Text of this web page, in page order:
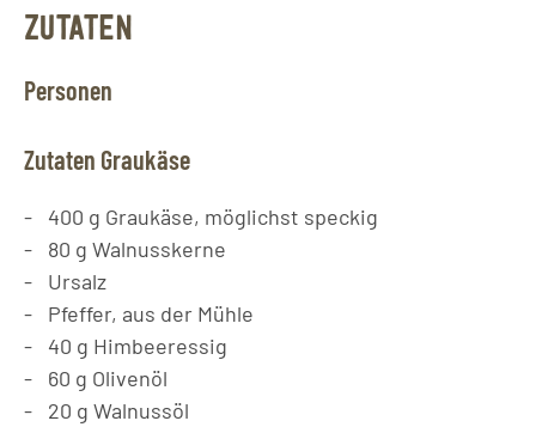
ZUTATEN
Personen
Zutaten Graukäse
400 g Graukäse, möglichst speckig
80 g Walnusskerne
Ursalz
Pfeffer, aus der Mühle
40 g Himbeeressig
60 g Olivenöl
20 g Walnussöl